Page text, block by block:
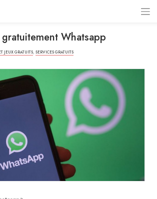
Whatsapp
JEUX GRATUITS, SERVICES GRATUITS